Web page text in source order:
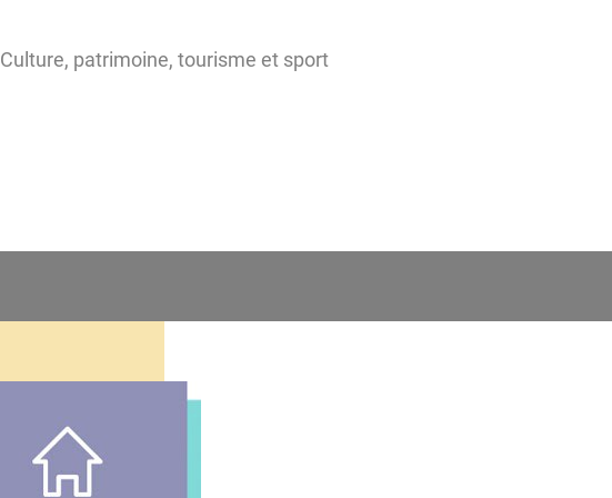
Culture, patrimoine, tourisme et sport